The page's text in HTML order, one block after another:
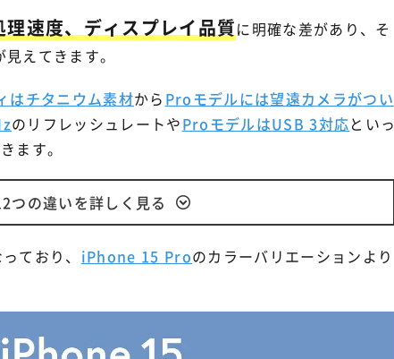
理速度、ディスプレイ品質に明確な差があり、そ
えてきます。
はチタニウム素材から Proモデルには望遠カメラがつい
のリフレッシュレートやProモデルはUSB 3対応といっ
ます。
つの違いを詳しく見る
ており、 iPhone 15 Proのカラーバリエーションより